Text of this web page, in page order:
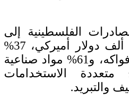
الفلسطينية إلى
البرازيل قيمة 193 ألف دولار أميركي، 37%
منها كانت خضار وفواكه، و61% مواد صناعية
متعددة الاستخدامات
والتبريد.